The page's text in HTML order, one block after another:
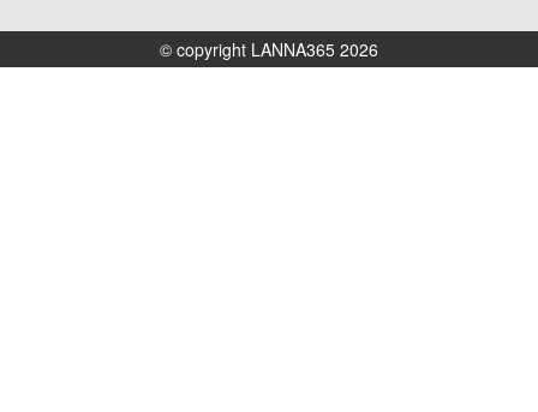
© copyright LANNA365 2026